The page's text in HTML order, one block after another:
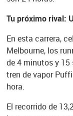
Tu próximo rival:
En esta carrera,
Melbourne, los
de 4 minutos y 15
tren de vapor
hora.
El recorrido de